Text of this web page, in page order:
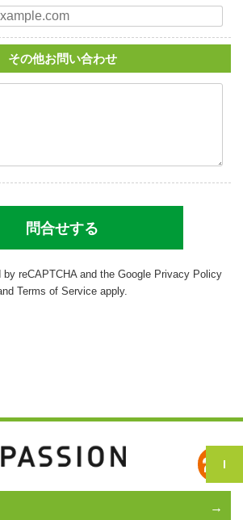
その他お問い合わせ
reCAPTCHA and the Google Privacy Policy
Terms of Service apply.